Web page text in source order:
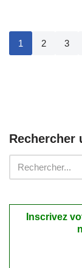
1 2 3
Rechercher
Inscrivez